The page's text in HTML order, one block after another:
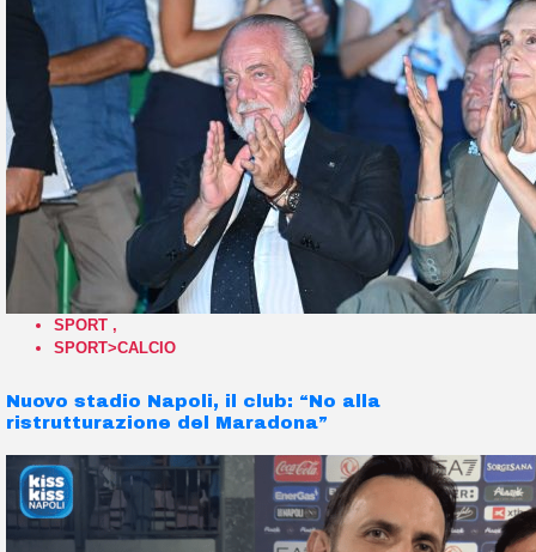
SPORT ,
SPORT>CALCIO
Nuovo stadio Napoli, il club: “No alla
ristrutturazione del Maradona”